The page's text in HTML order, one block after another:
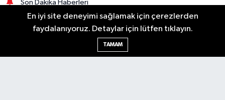
Son Dakika Haberleri
Haber Arşivi
Künye
Bilim & Teknoloji
En iyi site deneyimi sağlamak için çerezlerden
faydalanıyoruz. Detaylar için lütfen tıklayın.
TAMAM